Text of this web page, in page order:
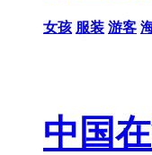
女孩 服装 游客
中国